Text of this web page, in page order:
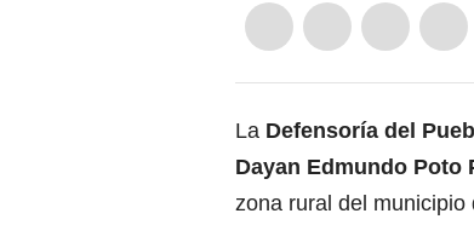
La Defensoría del
Dayan Edmundo Poto
zona rural del